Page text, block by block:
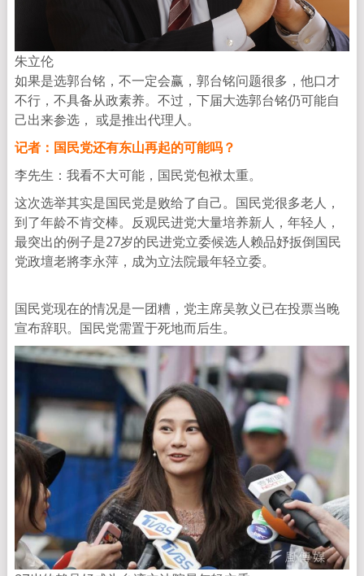
朱立伦
如果是选郭台铭，不一定会赢，郭台铭问题很多，他口才
不行，不具备从政素养。不过，下届大选郭台铭仍可能自
己出来参选， 或是推出代理人。
记者：国民党还有东山再起的可能吗？
李先生：我看不大可能，国民党包袱太重。
这次选举其实是国民党是败给了自己。国民党很多老人，
到了年龄不肯交棒。反观民进党大量培养新人，年轻人，
最突出的例子是27岁的民进党立委候选人赖品妤扳倒国民
党政壇老將李永萍，成为立法院最年轻立委。
国民党现在的情况是一团糟，党主席吴敦义已在投票当晚
宣布辞职。国民党需置于死地而后生。